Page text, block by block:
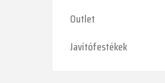
Outlet
Javítófestékek